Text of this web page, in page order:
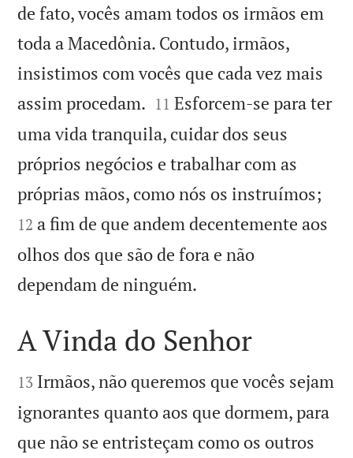
de fato, vocês amam todos os irmãos em
toda a Macedônia. Contudo, irmãos,
insistimos com vocês que cada vez mais
assim procedam. 

11 Esforcem-se para ter
uma vida tranquila, cuidar dos seus
próprios negócios e trabalhar com as
próprias mãos, como nós os instruímos;
12 a fim de que andem decentemente aos
olhos dos que são de fora e não
dependam de ninguém.

A Vinda do Senhor

13 Irmãos, não queremos que vocês sejam
ignorantes quanto aos que dormem, para
que não se entristeçam como os outros